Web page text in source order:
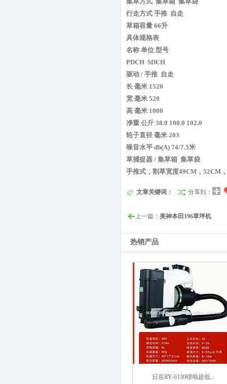
行走方式 手推 自走
草箱容量 66升
具体规格表
名称 单位 型号
PDCH SDCH
驱动 / 手推 自走
长 毫米 1520
宽 毫米 520
高 毫米 1000
净重 公斤 38.0 100.0 102.0
轮子直径 毫米 203
噪音水平 db(A) 74/7.5米
草捕捉器 / 集草箱 集草袋
手推式，割草宽度49CM，52CM
文章关键词： 分享到：
上一篇： 美神本田196草坪机
热销产品
日岳RY-6130锂电超低...